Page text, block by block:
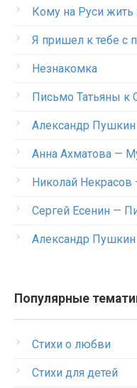
Кому на Руси
Я пришел к тебе с
Незнакомка
Письмо Татьяны к
Александр
Анна Ахматова —
Николай
Сергей Есенин —
Александр
Популярные
Стихи о любви
Стихи для детей